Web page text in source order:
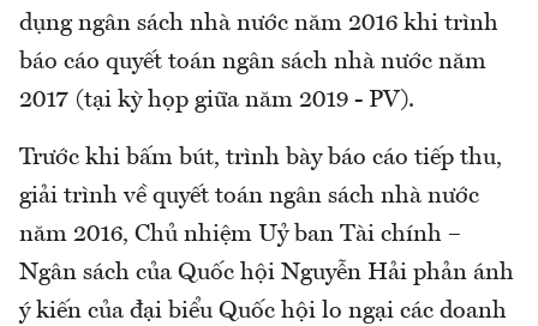
dụng ngân sách nhà nước năm 2016 khi trình
báo cáo quyết toán ngân sách nhà nước năm
2017 (tại kỳ họp giữa năm 2019 - PV).
Trước khi bấm bút, trình bày báo cáo tiếp thu,
giải trình về quyết toán ngân sách nhà nước
năm 2016, Chủ nhiệm Uỷ ban Tài chính –
Ngân sách của Quốc hội Nguyễn Hải phản ánh
ý kiến của đại biểu Quốc hội lo ngại các doanh